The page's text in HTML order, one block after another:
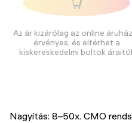
Az ár kizárólag az online
érvényes, és eltérhet a
kiskereskedelmi boltok
Nagyítás: 8–50x. CMO